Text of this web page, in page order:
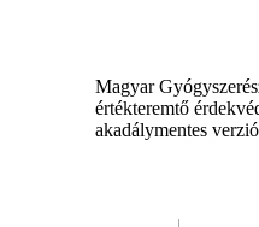
Magyar
értékteremtő
akadálymentes verzió